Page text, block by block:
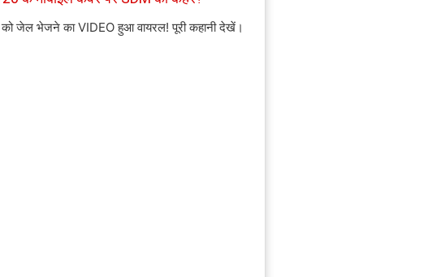
को जेल भेजने का VIDEO हुआ वायरल! पूरी कहानी देखें।